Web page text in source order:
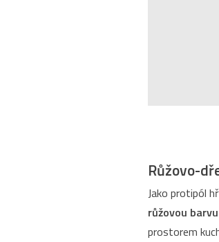
Růžovo-
Jako protipól
růžovou barvu
prostorem